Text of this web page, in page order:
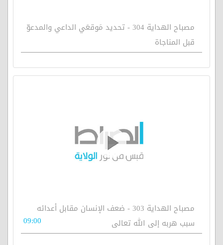
مصباح الهداية 304 - تحديد مَوقعَي الداعي والمدعوّ
قبل المناجاة
مصباح الهداية 303 - ضعف الإنسان مقابل أعدائه
سبب هربه إلى الله تعالى
09:00